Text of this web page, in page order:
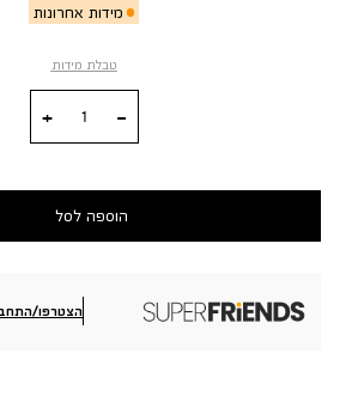
מידות אחרונות
טבלת מידות
הוספה לסל
הצטרפו/